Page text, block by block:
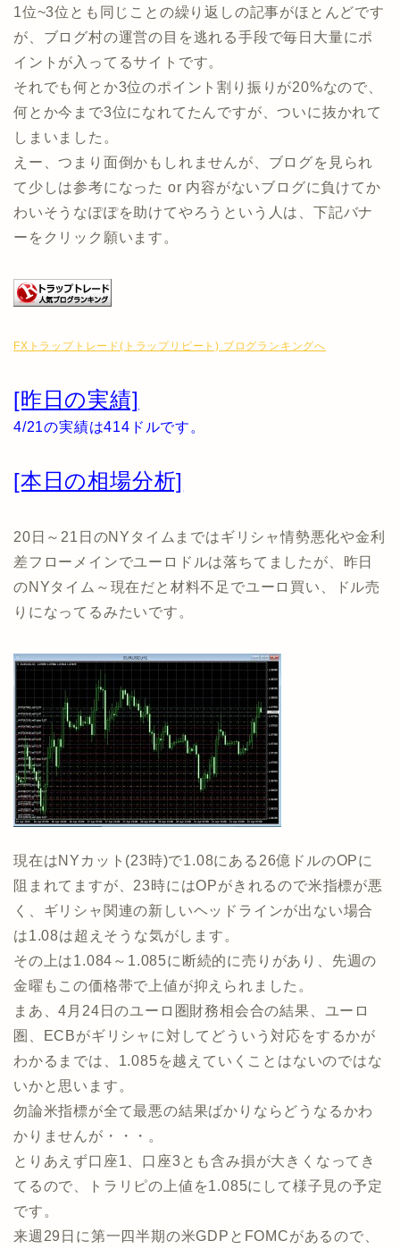
1位~3位とも同じことの繰り返しの記事がほとんどです
が、ブログ村の運営の目を逃れる手段で毎日大量にポ
イントが入ってるサイトです。
それでも何とか3位のポイント割り振りが20%なので、
何とか今まで3位になれてたんですが、ついに抜かれて
しまいました。
えー、つまり面倒かもしれませんが、ブログを見られ
て少しは参考になった or 内容がないブログに負けてか
わいそうなぽぽを助けてやろうという人は、下記バナ
ーをクリック願います。
FXトラップトレード(トラップリピート) ブログランキングへ
[昨日の実績]
4/21の実績は414ドルです。
[本日の相場分析]
20日～21日のNYタイムまではギリシャ情勢悪化や金利
差フローメインでユーロドルは落ちてましたが、昨日
のNYタイム～現在だと材料不足でユーロ買い、ドル売
りになってるみたいです。
現在はNYカット(23時)で1.08にある26億ドルのOPに
阻まれてますが、23時にはOPがきれるので米指標が悪
く、ギリシャ関連の新しいヘッドラインが出ない場合
は1.08は超えそうな気がします。
その上は1.084～1.085に断続的に売りがあり、先週の
金曜もこの価格帯で上値が抑えられました。
まあ、4月24日のユーロ圏財務相会合の結果、ユーロ
圏、ECBがギリシャに対してどういう対応をするかが
わかるまでは、1.085を越えていくことはないのではな
いかと思います。
勿論米指標が全て最悪の結果ばかりならどうなるかわ
かりませんが・・・。
とりあえず口座1、口座3とも含み損が大きくなってき
てるので、トラリピの上値を1.085にして様子見の予定
です。
来週29日に第一四半期の米GDPとFOMCがあるので、